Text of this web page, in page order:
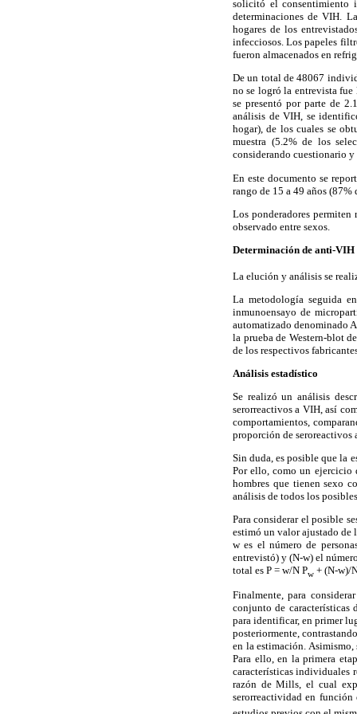
solicitó el consentimiento
determinaciones de VIH.
hogares de los
infecciosos. Los papeles
fueron almacenados en
De un total de 48067
no se logró la entrevista
se presentó por parte de
análisis de VIH, se
hogar), de los cuales se
muestra (5.2% de los
considerando cuestionario
En este documento se
rango de 15 a 49 años
Los ponderadores
observado entre sexos.
Determinación de anti-VIH
La elución y análisis se
La metodología seguida
inmunoensayo de
automatizado denominado
la prueba de Western-blot
de los respectivos
Análisis estadístico
Se realizó un análisis
serorreactivos a VIH, así
comportamientos,
proporción de seroreactivos
Sin duda, es posible que la
Por ello, como un ejercicio
hombres que tienen sexo
análisis de todos los
Para considerar el posible
estimó un valor ajustado de
w es el número de
entrevistó) y (N-w) el
total es P = w/N Pw + (N-w)/
Finalmente, para
conjunto de características
para identificar, en primer
posteriormente,
en la estimación. Asimismo,
Para ello, en la primera
características individuales
razón de Mills, el cual
serorreactividad en